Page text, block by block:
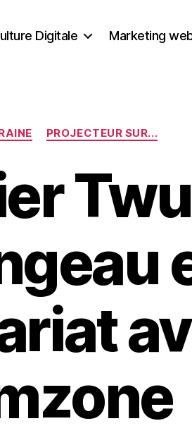
Digitale Marketing
Catégories
PROJECTEUR SUR...